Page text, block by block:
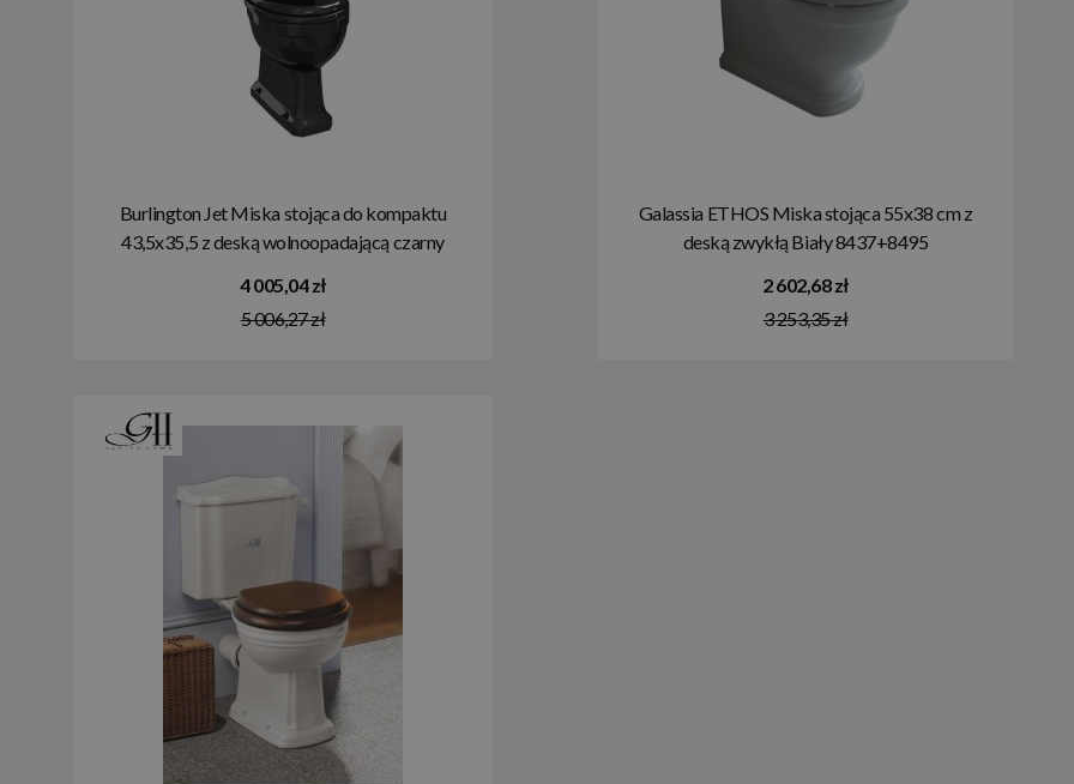
Burlington Jet Miska stojąca do kompaktu
43,5x35,5 z deską wolnoopadającą czarny
4 005,04 zł
5 006,27 zł
Galassia ETHOS Miska stojąca 55x38 cm z
deską zwykłą Biały 8437+8495
2 602,68 zł
3 253,35 zł